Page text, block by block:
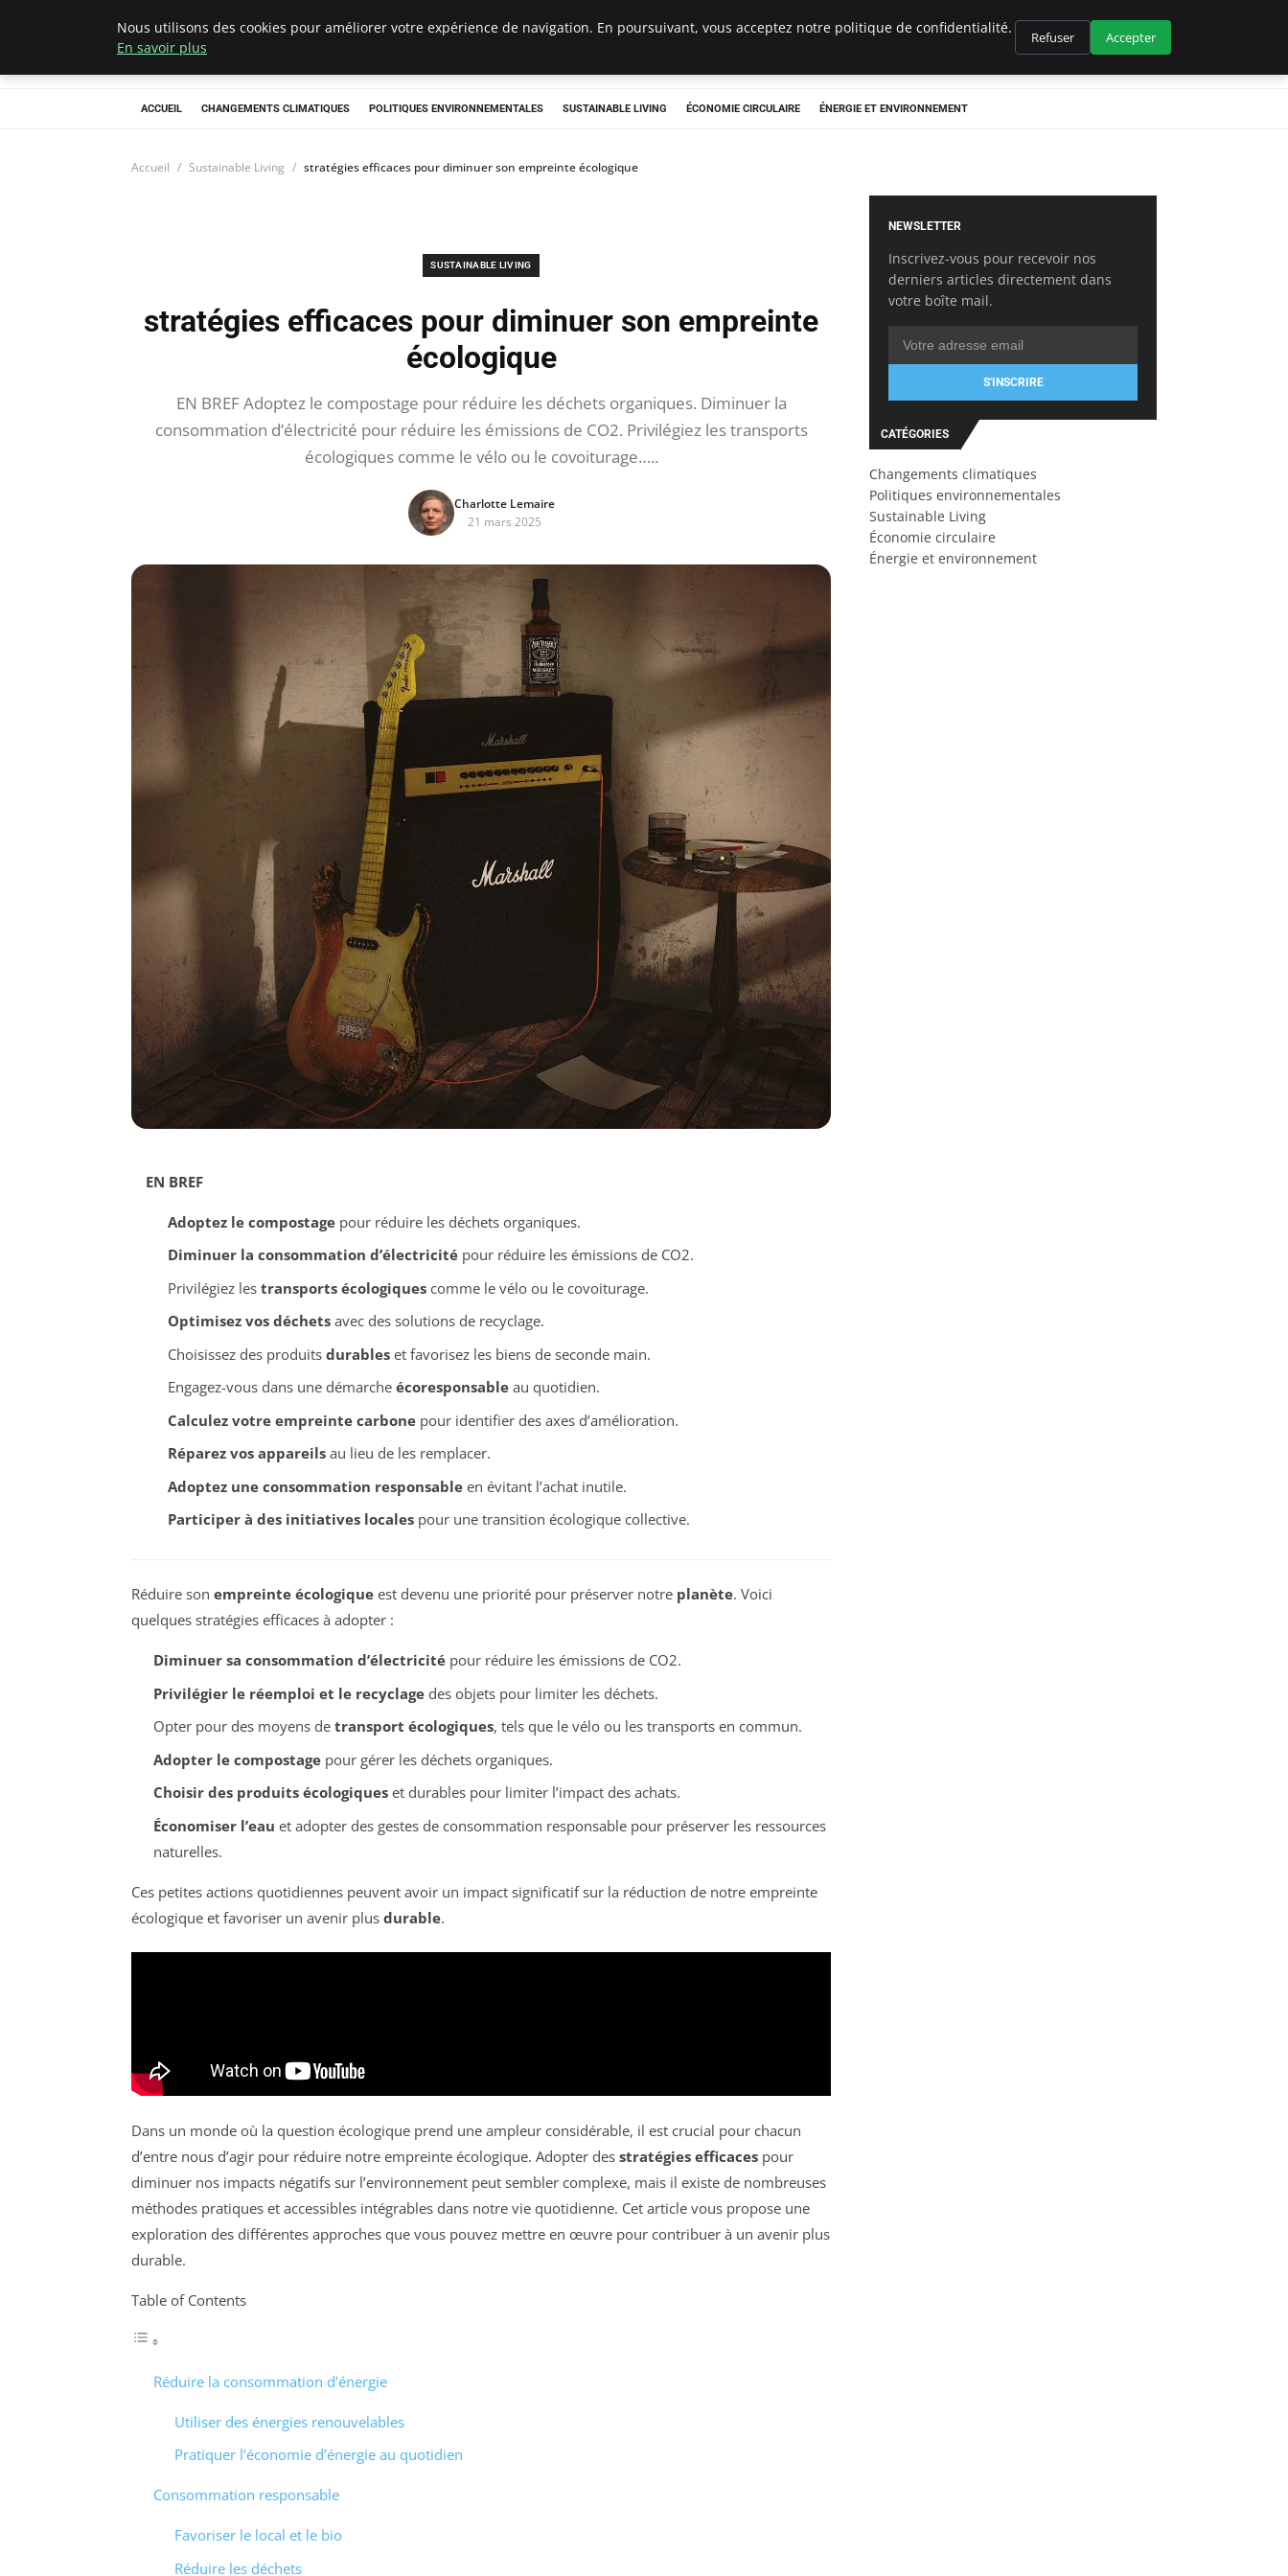
Climategatecountryclub.com
ACCUEIL CHANGEMENTS CLIMATIQUES POLITIQUES ENVIRONNEMENTALES SUSTAINABLE LIVING ÉCONOMIE CIRCULAIRE ÉNERGIE ET ENVIRONNEMENT
Accueil Sustainable Living stratégies efficaces pour diminuer son empreinte écologique
SUSTAINABLE LIVING
stratégies efficaces pour diminuer son empreinte
écologique
EN BREF Adoptez le compostage pour réduire les déchets organiques. Diminuer la
consommation d’électricité pour réduire les émissions de CO2. Privilégiez les transports
écologiques comme le vélo ou le covoiturage…..
Charlotte Lemaire
21 mars 2025
EN BREF
Adoptez le compostagepour réduire les déchets organiques.
Diminuer la consommation d’électricitépour réduire les émissions de CO2.
Privilégiez les transports écologiquescomme le vélo ou le covoiturage.
Optimisez vos déchetsavec des solutions de recyclage.
Choisissez des produits durableset favorisez les biens de seconde main.
Engagez-vous dans une démarche écoresponsableau quotidien.
Calculez votre empreinte carbonepour identifier des axes d’amélioration.
Réparez vos appareilsau lieu de les remplacer.
Adoptez une consommation responsableen évitant l’achat inutile.
Participer à des initiatives localespour une transition écologique collective.
Réduire son empreinte écologique est devenu une priorité pour préserver notre planète. Voici
quelques stratégies efficaces à adopter :
Diminuer sa consommation d’électricitépour réduire les émissions de CO2.
Privilégier le réemploi et le recyclagedes objets pour limiter les déchets.
Opter pour des moyens de transport écologiques, tels que le vélo ou les transports en commun.
Adopter le compostagepour gérer les déchets organiques.
Choisir des produits écologiqueset durables pour limiter l’impact des achats.
Économiser l’eau et adopter des gestes de consommation responsable pour préserver les ressources
naturelles.
Ces petites actions quotidiennes peuvent avoir un impact significatif sur la réduction de notre empreinte
écologique et favoriser un avenir plus durable.
Dans un monde où la question écologique prend une ampleur considérable, il est crucial pour chacun
d’entre nous d’agir pour réduire notre empreinte écologique. Adopter des stratégies efficaces pour
diminuer nos impacts négatifs sur l’environnement peut sembler complexe, mais il existe de nombreuses
méthodes pratiques et accessibles intégrables dans notre vie quotidienne. Cet article vous propose une
exploration des différentes approches que vous pouvez mettre en œuvre pour contribuer à un avenir plus
durable.
Table of Contents
Réduire la consommation d’énergie
Utiliser des énergies renouvelables
Pratiquer l’économie d’énergie au quotidien
Consommation responsable
Favoriser le local et le bio
Réduire les déchets
NEWSLETTER
Inscrivez-vous pour recevoir nos
derniers articles directement dans
votre boîte mail.
S'INSCRIRE
CATÉGORIES
Changements climatiques
Politiques environnementales
Sustainable Living
Économie circulaire
Énergie et environnement
Nous utilisons des cookies pour améliorer votre expérience de navigation. En poursuivant, vous acceptez notre politique de confidentialité.
En savoir plus
Refuser Accepter